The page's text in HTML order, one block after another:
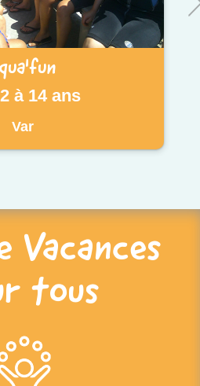
à 14 ans
Var
Vacances
tous